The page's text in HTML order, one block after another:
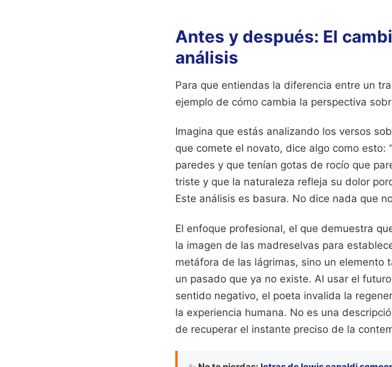
Antes y después: El
análisis
Para que entiendas la diferencia entre un
ejemplo de cómo cambia la perspectiva
Imagina que estás analizando los versos
que comete el novato, dice algo como
paredes y que tenían gotas de rocío que
triste y que la naturaleza refleja su dolor
Este análisis es basura. No dice nada que
El enfoque profesional, el que demuestra
la imagen de las madreselvas para
metáfora de las lágrimas, sino un elemento
un pasado que ya no existe. Al usar el
sentido negativo, el poeta invalida la
la experiencia humana. No es una
de recuperar el instante preciso de la